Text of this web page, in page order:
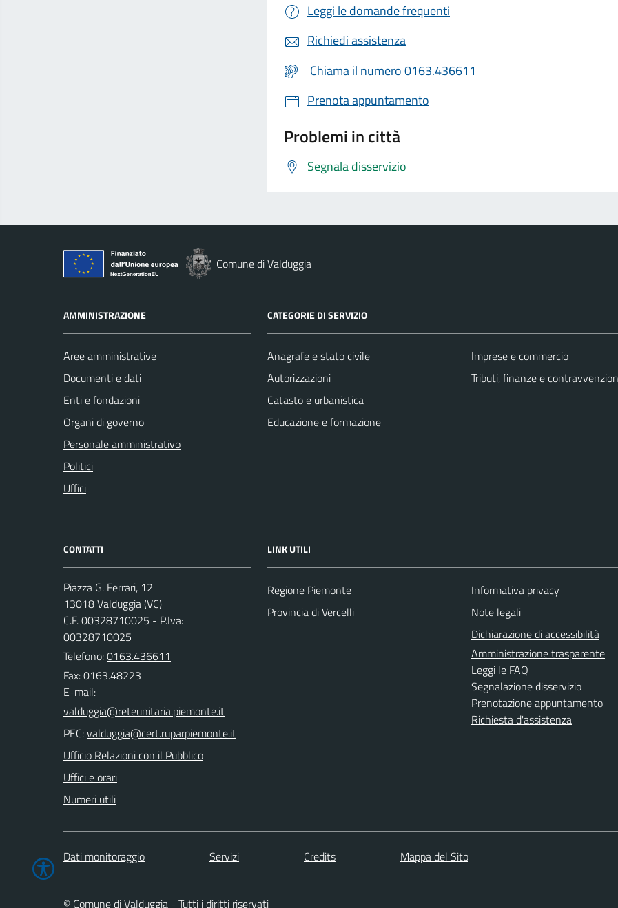
Leggi le domande frequenti
Richiedi assistenza
Chiama il numero 0163.436611
Prenota appuntamento
Problemi in città
Segnala disservizio
Comune di Valduggia
AMMINISTRAZIONE
Aree amministrative
Documenti e dati
Enti e fondazioni
Organi di governo
Personale amministrativo
Politici
Uffici
CATEGORIE DI SERVIZIO
Anagrafe e stato civile
Autorizzazioni
Catasto e urbanistica
Educazione e formazione
Imprese e commercio
Tributi, finanze e
CONTATTI
Piazza G. Ferrari, 12
13018 Valduggia (VC)
C.F. 00328710025 - P.Iva:
00328710025
Telefono:0163.436611
Fax: 0163.48223
E-mail:
PEC:
Ufficio Relazioni con il Pubblico
Uffici e orari
Numeri utili
LINK UTILI
Regione Piemonte
Provincia di Vercelli
Informativa privacy
Note legali
Dichiarazione di accessibilità
Amministrazione trasparente
Leggi le FAQ
Segnalazione disservizio
Prenotazione appuntamento
Richiesta d'assistenza
Dati monitoraggio Servizi Credits Mappa del Sito
© Comune di Valduggia - Tutti i diritti riservati